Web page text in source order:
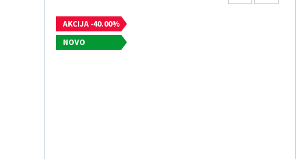
AKCIJA -40.00%
NOVO